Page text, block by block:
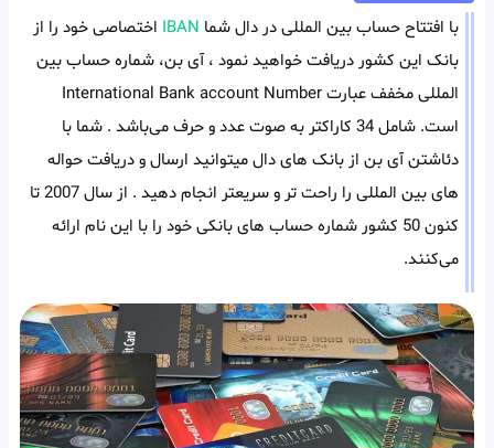
با افتتاح حساب بین المللی در دال شما IBAN اختصاصی خود را از
بانک این کشور دریافت خواهید نمود ، آی بن، شماره حساب بین
المللی مخفف عبارت International Bank account Number
است. شامل 34 کاراکتر به صوت عدد و حرف می‌باشد . شما با
دئاشتن آی بن از بانک های دال میتوانید ارسال و دریافت حواله
های بین المللی را راحت تر و سریعتر انجام دهید . از سال 2007 تا
کنون 50 کشور شماره حساب های بانکی خود را با این نام ارائه
می‌کنند.